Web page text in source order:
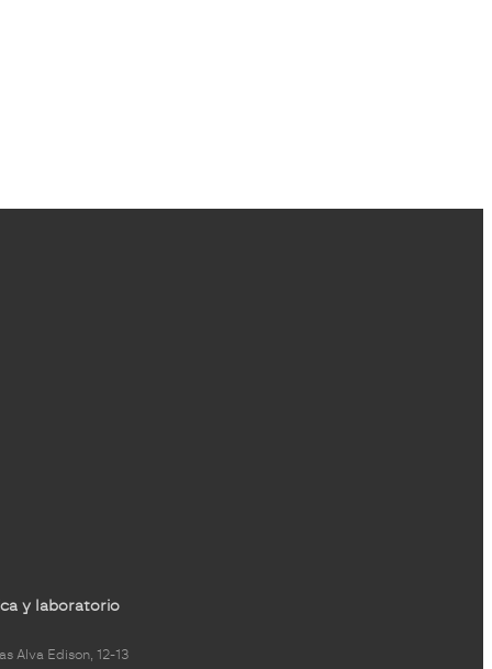
y laboratorio
Alva Edison, 12-13